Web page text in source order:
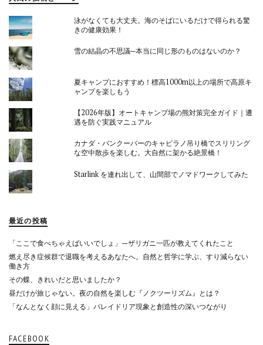
泳がなくても大丈夫。海のそばにいるだけで得られる驚
きの健康効果！
雪の結晶の不思議─本当に同じ形のものはないのか？
夏キャンプにおすすめ！標高1000m以上の場所で高原キ
ャンプを楽しもう
【2026年版】オートキャンプ場の熊対策完全ガイド｜遭
遇を防ぐ実践マニュアル
カナダ・バンクーバーのキャピラノ吊り橋でスリリング
な空中散歩を楽しむ。大自然に架かる絶景橋！
Starlink を連れ出して、山間部でノマドワークしてみた
最近の投稿
「ここで食べちゃえばいいでしょ」—ザリガニ一匹が教えてくれたこと
燃え尽き症候群で退職を考えるあなたへ。自然と哲学に学ぶ、すり減らない
働き方
その蝶、きれいだと思いましたか？
昼だけが旅じゃない。夜の自然を楽しむ『ノクツーリズム』とは？
「なんとなく顔に見える」パレイドリア現象と創造性の深いつながり
FACEBOOK